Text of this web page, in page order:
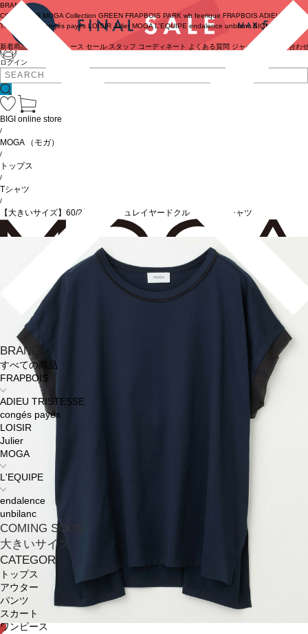
ログイン
BRAND
COUTURIER MOGA Collection GREEN FRAPBOIS PARK wb feerique FRAPBOIS ADIEU
TRISTESSE
congés payés LOISIR Julier MOGA L'EQUIPE endalence unbilanc BIGI online store
新着商品 ニュース セール スタッフ コーディネート よくある質問 ジャーナル お問い合わ
BRAND
すべての商品
FRAPBOIS
ADIEU TRISTESSE
congés payés
LOISIR
Julier
MOGA
L'EQUIPE
endalence
unbilanc
COMING SOON
大きいサイズ
CATEGORY
トップス
アウター
パンツ
スカート
ワンピース
BIGI online store
/
MOGA （モガ）
/
トップス
/
Tシャツ
/
【大きいサイズ】60/2天竺メッシュレイヤードクルーネックTシャツ